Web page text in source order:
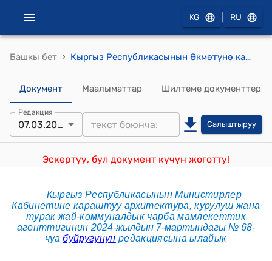
KG RU
Башкы бет › Кыргыз Республикасынын Өкмөтүнө караштуу Архитектура, курулуш жана туракжай-коммуналдык чарба мамлекеттик агенттигинин 2021-жылдын 17-февралындагы № 42-нпа Кыргыз Республикасынын Өкмөтүнө караштуу Архитектура, курулуш жана турак жай-коммуналдык чарба мамлекеттик агенттигинин 2018-жылдын 31-декабрындагы № 32-чуа буйругу менен бекитилген «КР КЧ 20-02:2018 «Жер титирөөгө туруктуу курулуш. Долбоорлоо ченемдери» курулуш ченемдерин бекитүү жөнүндө» буйругуна өзгөртүүлөрдү киргизүү жөнүндө" буйругу
Документ Маалыматтар Шилтеме документтер
Редакция
07.03.2024 Салыштыруу
Эскертүү, бул документ күчүн жоготту!